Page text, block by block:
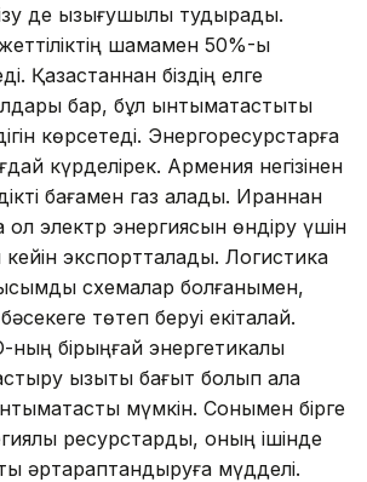
де қызығушылық тудырады.
шамамен 50%-ы
Қазақстаннан біздің елге
бар, бұл ынтымақтастықты
көрсетеді. Энергоресурстарға
күрделірек. Армения негізінен
бағамен газ алады. Ираннан
ол электр энергиясын өндіру үшін
экспортталады. Логистика
схемалар болғанымен,
төтеп беруі екіталай.
бірыңғай энергетикалық
қызықты бағыт болып қала
мүмкін. Сонымен бірге
ресурстарды, оның ішінде
әртараптандыруға мүдделі.